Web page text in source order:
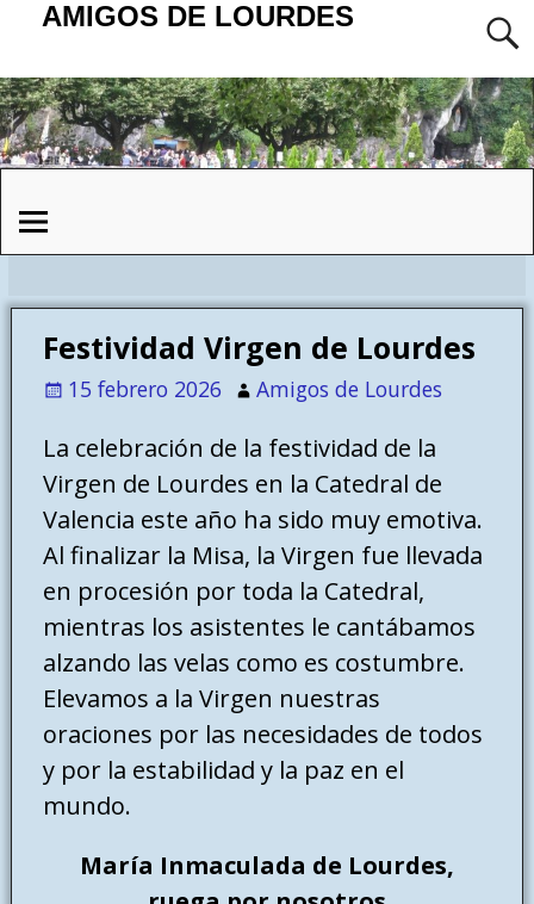
AMIGOS DE LOURDES
Festividad Virgen de Lourdes
15 febrero 2026 Amigos de Lourdes
La celebración de la festividad de la
Virgen de Lourdes en la Catedral de
Valencia este año ha sido muy emotiva.
Al finalizar la Misa, la Virgen fue llevada
en procesión por toda la Catedral,
mientras los asistentes le cantábamos
alzando las velas como es costumbre.
Elevamos a la Virgen nuestras
oraciones por las necesidades de todos
y por la estabilidad y la paz en el
mundo.
María Inmaculada de Lourdes,